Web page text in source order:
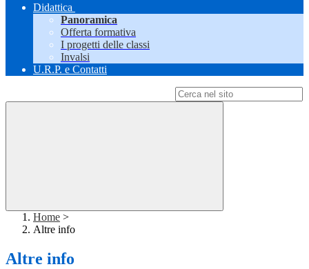
Didattica
Panoramica
Offerta formativa
I progetti delle classi
Invalsi
U.R.P. e Contatti
Home >
Altre info
Altre info